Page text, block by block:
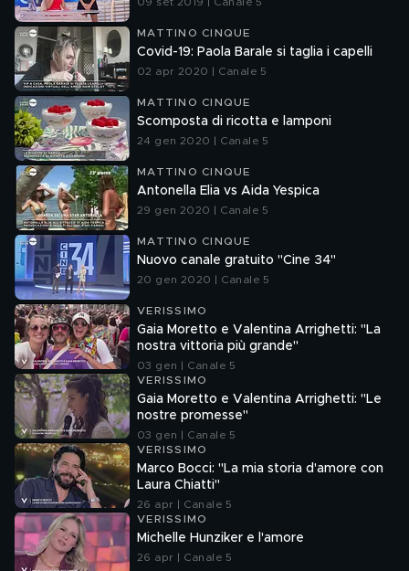
MATTINO CINQUE
Covid-19: Paola Barale si taglia i capelli
02 apr 2020 | Canale 5
MATTINO CINQUE
Scomposta di ricotta e lamponi
24 gen 2020 | Canale 5
MATTINO CINQUE
Antonella Elia vs Aida Yespica
29 gen 2020 | Canale 5
MATTINO CINQUE
Nuovo canale gratuito "Cine 34"
20 gen 2020 | Canale 5
VERISSIMO
Gaia Moretto e Valentina Arrighetti: "La
nostra vittoria più grande"
03 gen | Canale 5
VERISSIMO
Gaia Moretto e Valentina Arrighetti: "Le
nostre promesse"
03 gen | Canale 5
VERISSIMO
Marco Bocci: "La mia storia d'amore con
Laura Chiatti"
26 apr | Canale 5
VERISSIMO
Michelle Hunziker e l'amore
26 apr | Canale 5